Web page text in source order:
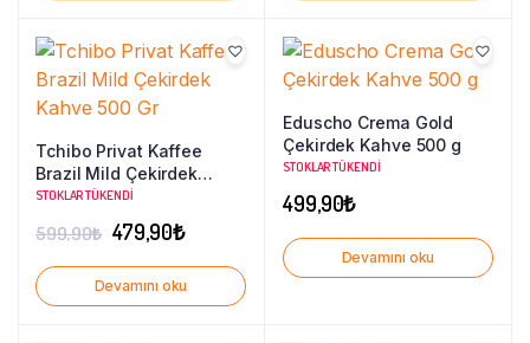
Tchibo Privat Kaffee
Brazil Mild Çekirdek
Kahve 500 Gr
STOKLAR TÜKENDI
599,90₺ Orijinal
fiyat:
599,90₺.
479,90₺Şu
andaki
fiyat:
Devamını oku
Eduscho Crema Gold
Çekirdek Kahve 500 g
STOKLAR TÜKENDI
499,90₺
Devamını oku